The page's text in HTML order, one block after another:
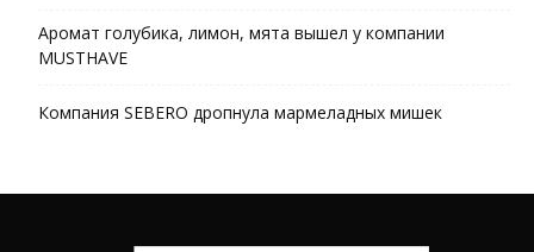
Аромат голубика, лимон, мята вышел у компании
MUSTHAVE
Компания SEBERO дропнула мармеладных мишек